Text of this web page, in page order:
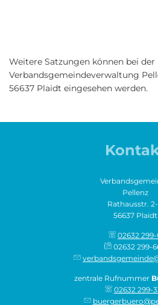
Weitere Satzungen können bei der
Verbandsgemeindeverwaltung
56637 Plaidt eingesehen werden.
Pellenz
Rathausstr.
56637 Plaidt
02632
02632 299-
zentrale Rufnummer
02632 299-